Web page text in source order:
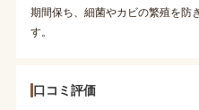
期間保ち、細菌やカビの繁殖を防
す。
口コミ評価